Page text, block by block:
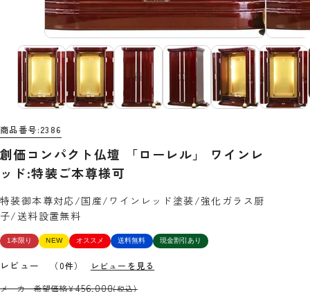
商品番号 2386
創価コンパクト仏壇 「ローレル」 ワインレ
ッド:特装ご本尊様可
特装御本尊対応/国産/ワインレッド塗装/強化ガラス厨
子/送料設置無料
1本限り NEW オススメ 送料無料 現金割引あり
レビュー （0件）
レビューを見る
メーカー希望価格¥456,000(税込)